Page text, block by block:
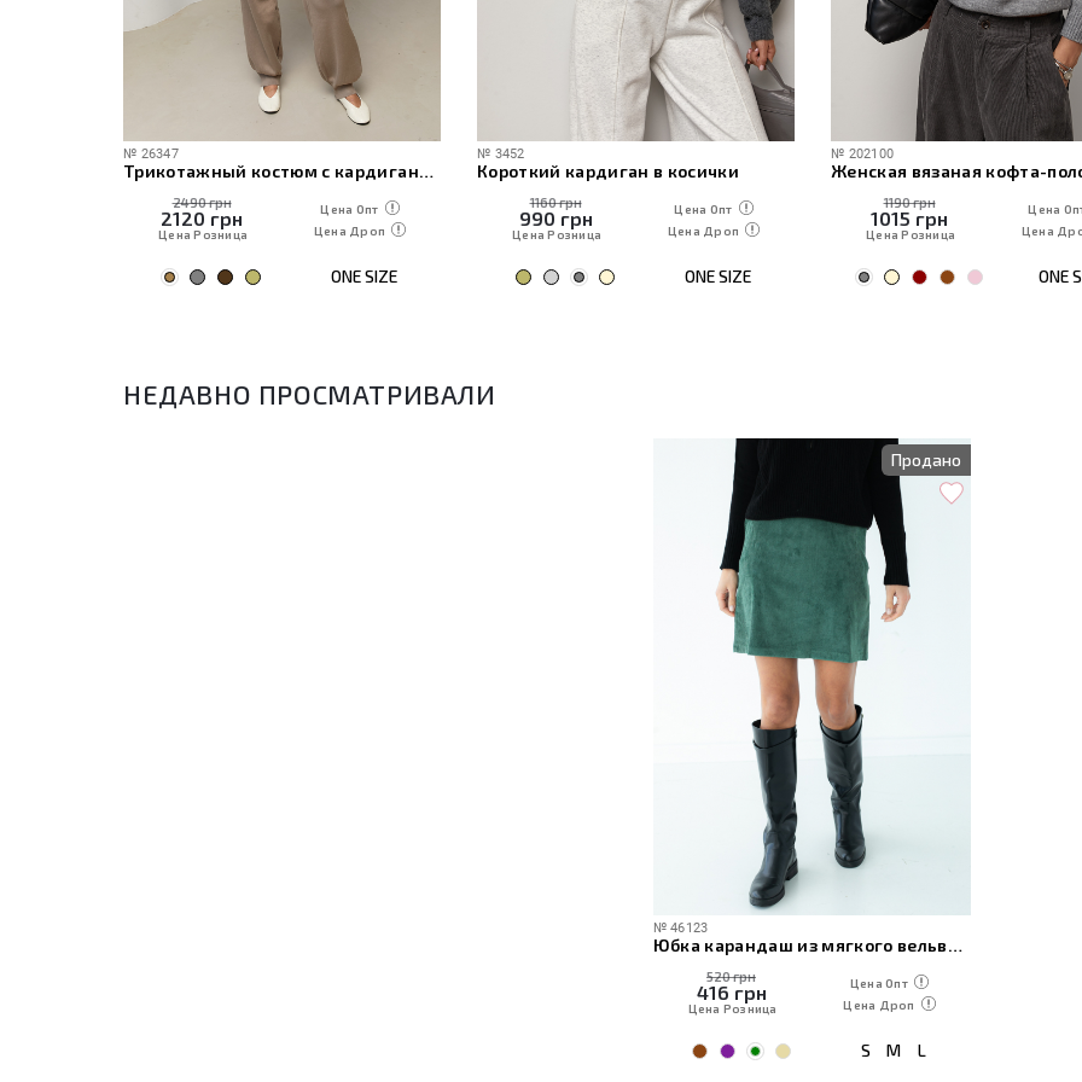
№ 26347
Трикотажный костюм с кардиганом, топом и брюками
2490 грн
2120 грн
Цена Розница
Цена Опт
Цена Дроп
ONE SIZE
№ 3452
Короткий кардиган в косички
1160 грн
990 грн
Цена Розница
Цена Опт
Цена Дроп
ONE SIZE
№ 202100
1190 грн
1015 грн
Цена Розница
Цена
Цена
ONE
НЕДАВНО ПРОСМАТРИВАЛИ
Продано
№ 46123
Юбка карандаш из мягкого вельвета
520 грн
416 грн
Цена Розница
Цена Опт
Цена Дроп
S M L